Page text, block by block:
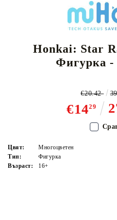
Honkai: Star
Фигурка -
€1429
€20.42
Цвят:
Многоцветен
Тип:
Фигурка
Възраст:
16+